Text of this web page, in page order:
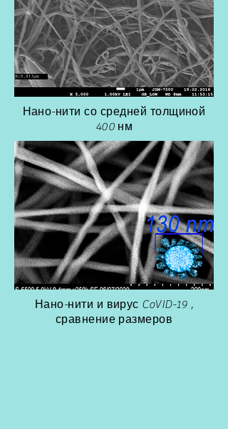
Нано-нити со средней толщиной
400 нм
Нано-нити и вирус CoVID-19 ,
сравнение размеров